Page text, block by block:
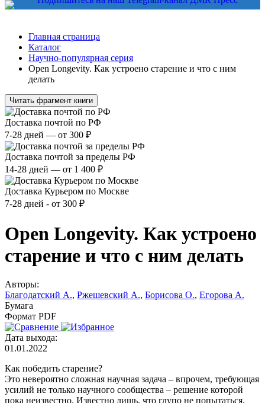
Главная страница
Каталог
Научно-популярная серия
Open Longevity. Как устроено старение и что с ним
делать
Читать фрагмент книги
Доставка почтой по РФ
7-28 дней — от 300 ₽
Доставка почтой за пределы РФ
14-28 дней — от 1 400 ₽
Доставка Курьером по Москве
7-28 дней - от 300 ₽
Open Longevity. Как устроено
старение и что с ним делать
Авторы:
Благодатский А., Ржешевский А., Борисова О., Егорова А.
Бумага
Формат PDF
Дата выхода:
01.01.2022
Как победить старение?
Это невероятно сложная научная задача – впрочем, требующая
усилий не только научного сообщества – решение которой
пока неизвестно. Известно лишь, что глупо не попытаться,